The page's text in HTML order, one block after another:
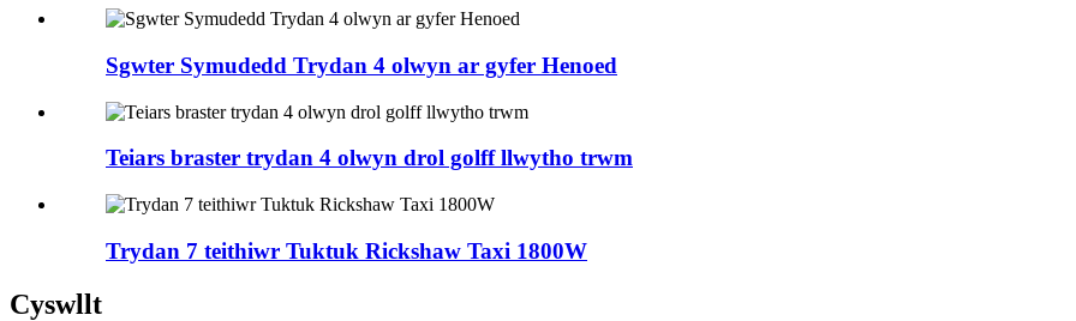
Sgwter Symudedd Trydan 4 olwyn ar gyfer Henoed
Teiars braster trydan 4 olwyn drol golff llwytho trwm
Trydan 7 teithiwr Tuktuk Rickshaw Taxi 1800W
Cyswllt